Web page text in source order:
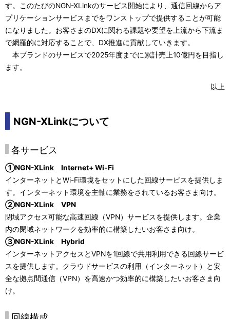
す。このたびのNGN-XLinkのサービス開始により、通信回線からア
プリケーションサービスまでをワンストップで提供することが可能
になりました。お客さまのDXに関わる課題や要望を上流から下流ま
で網羅的に対応することで、DX推進に貢献していきます。
本ブランドのサービスで2025年度までに累計売上10億円を目指し
ます。
以上
NGN-XLinkについて
各サービス
①NGN-XLink Internet+ Wi-Fi
インターネットとWi-Fi環境をセットにした回線サービスを提供しま
す。インターネット環境を主軸に業務をされているお客さま向け。
②NGN-XLink VPN
閉域アクセス可能な高速回線（VPN）サービスを提供します。企業
内の閉域ネットワークを効率的に構築したいお客さま向け。
③NGN-XLink Hybrid
インターネットアクセスとVPNを1回線で共用利用できる回線サービ
スを提供します。クラウドサービスの利用（インターネット）と安
全な拠点間通信（VPN）を高速かつ効率的に構築したいお客さま向
け。